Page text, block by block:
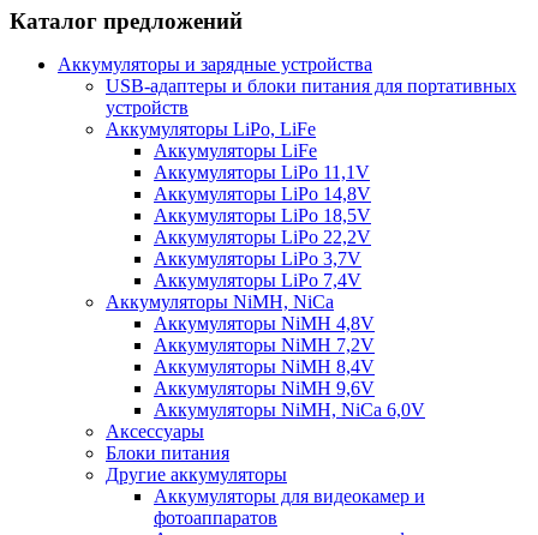
Каталог предложений
Аккумуляторы и зарядные устройства
USB-адаптеры и блоки питания для портативных
устройств
Аккумуляторы LiPo, LiFe
Аккумуляторы LiFe
Аккумуляторы LiPo 11,1V
Аккумуляторы LiPo 14,8V
Аккумуляторы LiPo 18,5V
Аккумуляторы LiPo 22,2V
Аккумуляторы LiPo 3,7V
Аккумуляторы LiPo 7,4V
Аккумуляторы NiMH, NiCa
Аккумуляторы NiMH 4,8V
Аккумуляторы NiMH 7,2V
Аккумуляторы NiMH 8,4V
Аккумуляторы NiMH 9,6V
Аккумуляторы NiMH, NiCa 6,0V
Аксессуары
Блоки питания
Другие аккумуляторы
Аккумуляторы для видеокамер и
фотоаппаратов